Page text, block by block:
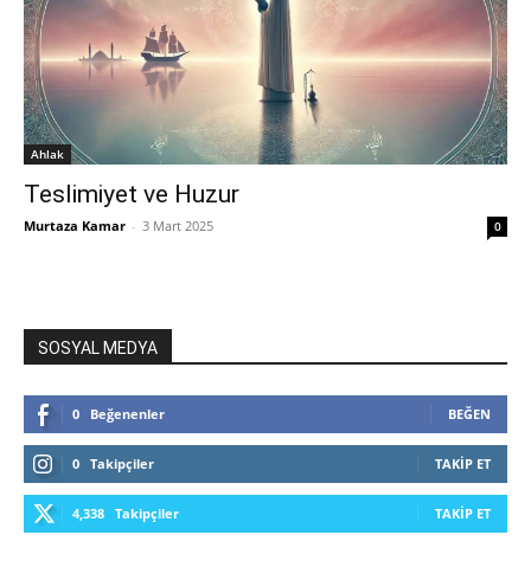
Ahlak
Teslimiyet ve Huzur
Murtaza Kamar - 3 Mart 2025 0
SOSYAL MEDYA
0 Beğenenler BEĞEN
0 Takipçiler TAKIP ET
4,338 Takipçiler TAKIP ET